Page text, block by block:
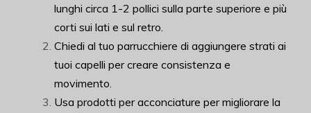
lunghi circa 1-2 pollici sulla parte superiore e più
corti sui lati e sul retro.
Chiedi al tuo parrucchiere di aggiungere strati ai
tuoi capelli per creare consistenza e
movimento.
Usa prodotti per acconciature per migliorare la